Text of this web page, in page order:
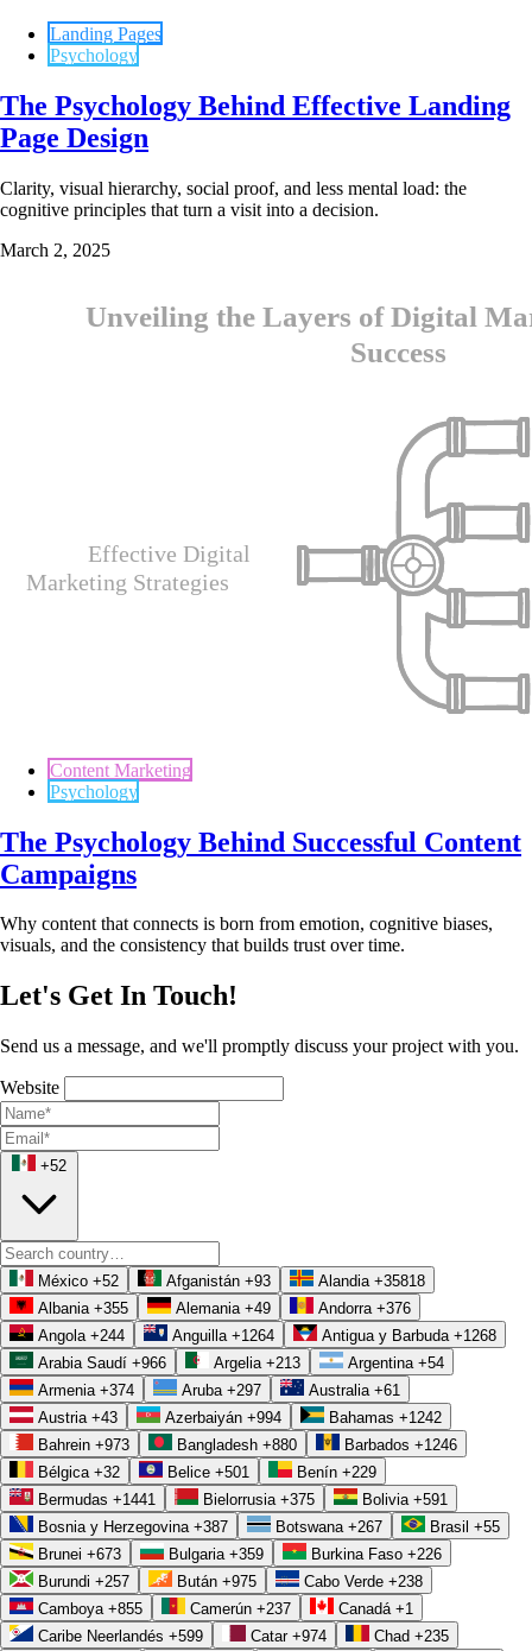
Landing Pages
Psychology
The Psychology Behind Effective Landing
Page Design
Clarity, visual hierarchy, social proof, and less mental load: the
cognitive principles that turn a visit into a decision.
March 2, 2025
Content Marketing
Psychology
The Psychology Behind Successful Content
Campaigns
Why content that connects is born from emotion, cognitive biases,
visuals, and the consistency that builds trust over time.
Let's Get In Touch!
Send us a message, and we'll promptly discuss your project with you.
Website
+52
México +52 Afganistán +93 Alandia +35818
Albania +355 Alemania +49 Andorra +376
Angola +244 Anguilla +1264 Antigua y Barbuda +1268
Arabia Saudí +966 Argelia +213 Argentina +54
Armenia +374 Aruba +297 Australia +61
Austria +43 Azerbaiyán +994 Bahamas +1242
Bahrein +973 Bangladesh +880 Barbados +1246
Bélgica +32 Belice +501 Benín +229
Bermudas +1441 Bielorrusia +375 Bolivia +591
Bosnia y Herzegovina +387 Botswana +267 Brasil +55
Brunei +673 Bulgaria +359 Burkina Faso +226
Burundi +257 Bután +975 Cabo Verde +238
Camboya +855 Camerún +237 Canadá +1
Caribe Neerlandés +599 Catar +974 Chad +235